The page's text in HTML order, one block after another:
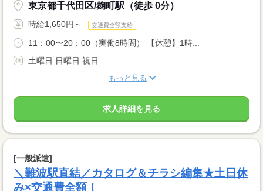
東京都千代田区/麹町駅（徒歩 0分）
時給1,650円～ 交通費全額支給
11：00〜20：00（実働8時間） 【休憩】1時...
土曜日 日曜日 祝日
もっと見る
求人詳細を見る
[一般派遣]
＼難波駅直結／カタログ＆チラシ編集★土日休
み×交通費全額！